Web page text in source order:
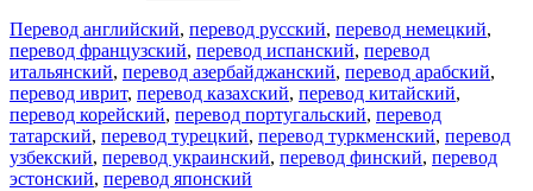
Перевод английский, перевод русский, перевод немецкий,
перевод французский, перевод испанский, перевод
итальянский, перевод азербайджанский, перевод арабский,
перевод иврит, перевод казахский, перевод китайский,
перевод корейский, перевод португальский, перевод
татарский, перевод турецкий, перевод туркменский, перевод
узбекский, перевод украинский, перевод финский, перевод
эстонский, перевод японский